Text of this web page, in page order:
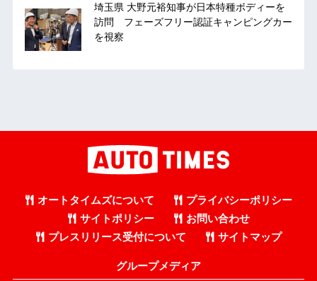
埼玉県 大野元裕知事が日本特種ボディーを
訪問 フェーズフリー認証キャンピングカー
を視察
オートタイムズについて
プライバシーポリシー
サイトポリシー
お問い合わせ
プレスリリース受付について
サイトマップ
グループメディア